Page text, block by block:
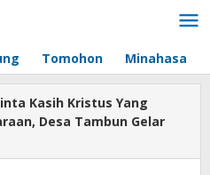
Tomohon Minahasa
Kasih Kristus Yang
Desa Tambun Gelar